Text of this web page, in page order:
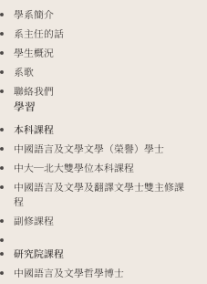
學系簡介
系主任的話
學生概況
系歌
聯絡我們
學習
本科課程
中國語言及文學文學（榮譽）學士
中大─北大雙學位本科課程
中國語言及文學及翻譯文學士雙主修課
程
副修課程
研究院課程
中國語言及文學哲學博士